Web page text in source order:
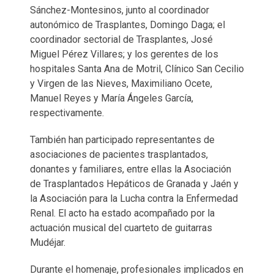
Sánchez-Montesinos, junto al coordinador
autonómico de Trasplantes, Domingo Daga; el
coordinador sectorial de Trasplantes, José
Miguel Pérez Villares; y los gerentes de los
hospitales Santa Ana de Motril, Clínico San Cecilio
y Virgen de las Nieves, Maximiliano Ocete,
Manuel Reyes y María Ángeles García,
respectivamente.
También han participado representantes de
asociaciones de pacientes trasplantados,
donantes y familiares, entre ellas la Asociación
de Trasplantados Hepáticos de Granada y Jaén y
la Asociación para la Lucha contra la Enfermedad
Renal. El acto ha estado acompañado por la
actuación musical del cuarteto de guitarras
Mudéjar.
Durante el homenaje, profesionales implicados en